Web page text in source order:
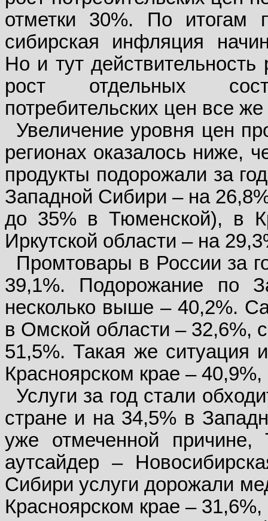
отметки 30%. По итогам
сибирская инфляция
Но и тут
рост отдельных
потребительских цен все
Увеличение уровня цен
регионах оказалось ниже,
продукты подорожали за
Западной Сибири – на
до 35% в Тюменской), в
Иркутской области – на
Промтовары в России за
39,1%. Подорожание по
несколько выше – 40,2%.
в Омской области – 32,6%,
51,5%. Такая же ситуация
Красноярском крае –
Услуги за год стали
стране и на 34,5% в
уже отмеченной
аутсайдер –
Сибири услуги дорожали
Красноярском крае –